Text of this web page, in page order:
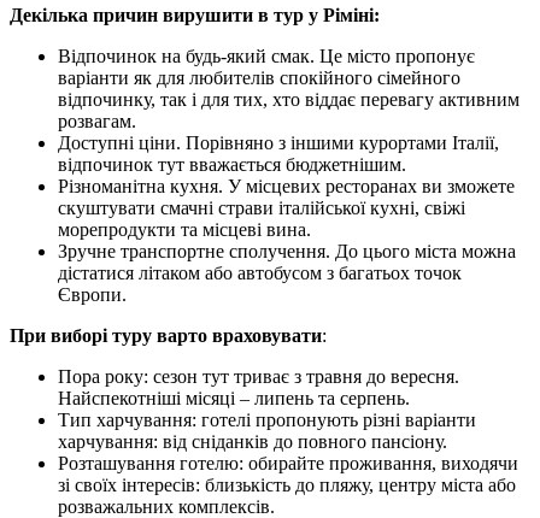
Декілька причин вирушити в тур у Ріміні:
Відпочинок на будь-який смак. Це місто пропонує
варіанти як для любителів спокійного сімейного
відпочинку, так і для тих, хто віддає перевагу активним
розвагам.
Доступні ціни. Порівняно з іншими курортами Італії,
відпочинок тут вважається бюджетнішим.
Різноманітна кухня. У місцевих ресторанах ви зможете
скуштувати смачні страви італійської кухні, свіжі
морепродукти та місцеві вина.
Зручне транспортне сполучення. До цього міста можна
дістатися літаком або автобусом з багатьох точок
Європи.
При виборі туру варто враховувати:
Пора року: сезон тут триває з травня до вересня.
Найспекотніші місяці – липень та серпень.
Тип харчування: готелі пропонують різні варіанти
харчування: від сніданків до повного пансіону.
Розташування готелю: обирайте проживання, виходячи
зі своїх інтересів: близькість до пляжу, центру міста або
розважальних комплексів.